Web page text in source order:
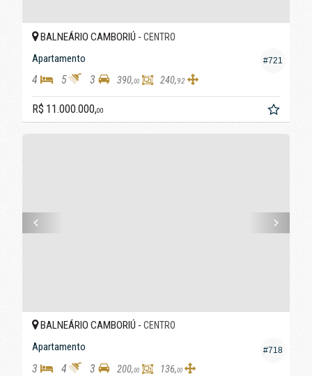
#721
BALNEÁRIO CAMBORIÚ - CENTRO
Apartamento
4 5 3 390,00 240,92
R$ 11.000.000,00
#718
BALNEÁRIO CAMBORIÚ - CENTRO
Apartamento
3 4 3 200,00 136,00